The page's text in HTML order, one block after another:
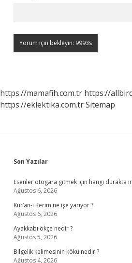
https://mamafih.com.tr https://
https://eklektika.com.trSitemap
Sidebar
Son Yazılar
Esenler otogara gitmek için hangi durakta
Ağustos 6, 2026
Kur’an-ı Kerim ne işe yarıyor ?
Ağustos 6, 2026
Ayakkabı ökçe nedir ?
Ağustos 5, 2026
Bilgelik kelimesinin kökü nedir ?
Ağustos 4, 2026